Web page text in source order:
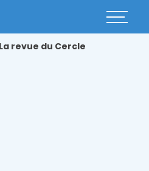
Basculer
La revue du Cercle